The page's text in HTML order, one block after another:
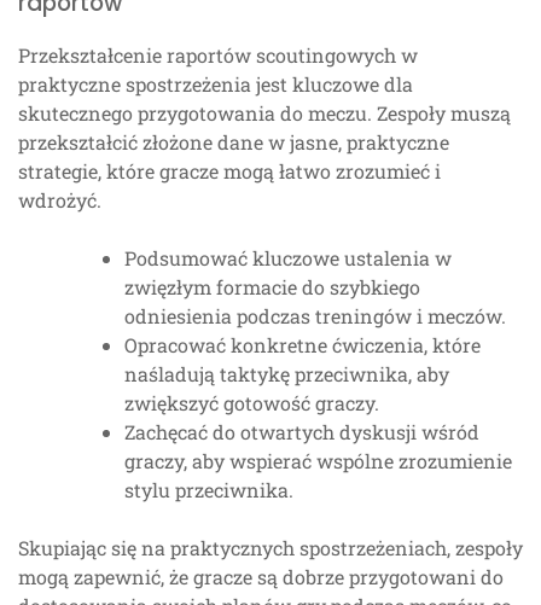
Przekształcenie raportów scoutingowych w
praktyczne spostrzeżenia jest kluczowe dla
skutecznego przygotowania do meczu. Zespoły muszą
przekształcić złożone dane w jasne, praktyczne
strategie, które gracze mogą łatwo zrozumieć i
wdrożyć.
Podsumować kluczowe ustalenia w
zwięzłym formacie do szybkiego
odniesienia podczas treningów i meczów.
Opracować konkretne ćwiczenia, które
naśladują taktykę przeciwnika, aby
zwiększyć gotowość graczy.
Zachęcać do otwartych dyskusji wśród
graczy, aby wspierać wspólne zrozumienie
stylu przeciwnika.
Skupiając się na praktycznych spostrzeżeniach, zespoły
mogą zapewnić, że gracze są dobrze przygotowani do